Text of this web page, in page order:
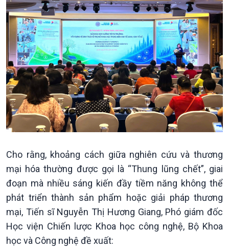
Chính trị
Tin Chính trị
Chính phủ với người dân
Xây dựng đảng
Đảng trong cuộc sống
Nhận diện sự thật
Pháp luật và đời sống
Thế giới
Tin thế giới
Vấn đề quốc tế
Thế giới & Việt Nam
Biên cương - Một dải vững
bền
Cho rằng, khoảng cách giữa nghiên cứu và thương
mại hóa thường được gọi là “Thung lũng chết”, giai
đoạn mà nhiều sáng kiến đầy tiềm năng không thể
phát triển thành sản phẩm hoặc giải pháp thương
mại, Tiến sĩ Nguyễn Thị Hương Giang, Phó giám đốc
Học viện Chiến lược Khoa học công nghệ, Bộ Khoa
học và Công nghệ đề xuất: